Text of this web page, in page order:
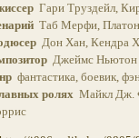
Гари Труздейл,
Таб Мерфи,
Дон Хан, Кендра
Джеймс Ньютон
фантастика, боевик,
ролях Майкл Дж.